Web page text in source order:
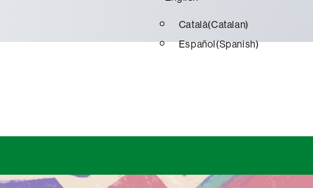
Català(Catalan)
Español(Spanish)